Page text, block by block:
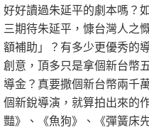
好好讀過朱延平的劇本嗎？
三期待朱延平，慷台灣人之
額補助」？有多少更優秀的
創意，頂多只是拿個新台幣
導金？真要撒個新台幣兩千
個新銳導演，就算拍出來的
豔》、《魚狗》、《彈簧床